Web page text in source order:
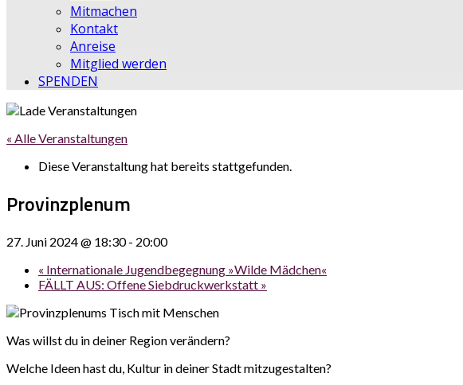
Mitmachen
Kontakt
Anreise
Mitglied werden
SPENDEN
« Alle Veranstaltungen
Diese Veranstaltung hat bereits stattgefunden.
Provinzplenum
27. Juni 2024 @ 18:30- 20:00
« Internationale Jugendbegegnung »Wilde Mädchen«
FÄLLT AUS: Offene Siebdruckwerkstatt »
Was willst du in deiner Region verändern?
Welche Ideen hast du, Kultur in deiner Stadt mitzugestalten?